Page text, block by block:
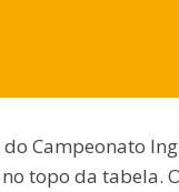
Campeonato
topo da